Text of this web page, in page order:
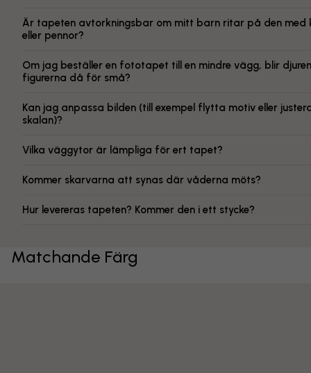
Är tapeten avtorkningsbar om mitt barn ritar på den med
eller pennor?
Om jag beställer en fototapet till en mindre vägg, blir
figurerna då för små?
Kan jag anpassa bilden (till exempel flytta motiv eller
skalan)?
Vilka väggytor är lämpliga för ert tapet?
Kommer skarvarna att synas där våderna möts?
Hur levereras tapeten? Kommer den i ett stycke?
Matchande Färg